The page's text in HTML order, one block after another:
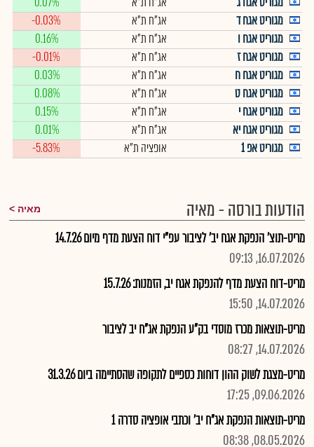
מגוריט אגח ד
אג"ח ת"א
-0.03%
מגוריט אגח ו
אג"ח ת"א
0.16%
מגוריט אגח ז
אג"ח ת"א
-0.01%
מגוריט אגח ח
אג"ח ת"א
0.03%
מגוריט אגח ט
אג"ח ת"א
0.08%
מגוריט אגח י
אג"ח ת"א
0.15%
מגוריט אגח יא
אג"ח ת"א
0.01%
מגוריט אפ 1
אופציה ת"א -5.83%
הודעות בורסה - מאיה מאיה
מריט-תוצ' הנפקת אגח יב' לציבור עפ"י דוח הצעת מדף מיום 14.7.26
16.07.2026, 09:13
מריט-דוח הצעת מדף להנפקת אגח יב, הזמנות: 15.7.26
14.07.2026, 15:50
מריט-תוצאות מכרז מוסדי בק"ע הנפקת אג"ח יב לציבור
14.07.2026, 08:27
מריט-מצגת לשוק ההון דוחות כספיים לתקופה שהסתיימה ביום 31.3.26
09.06.2026, 17:25
מריט-תוצאות הנפקת אג"ח יב' וכתבי אופציה סדרה 1
08.05.2026, 08:38